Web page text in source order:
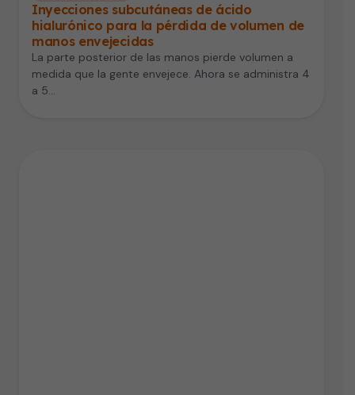
Inyecciones subcutáneas de ácido
hialurónico para la pérdida de volumen de
manos envejecidas
La parte posterior de las manos pierde volumen a
medida que la gente envejece. Ahora se administra 4
a 5…